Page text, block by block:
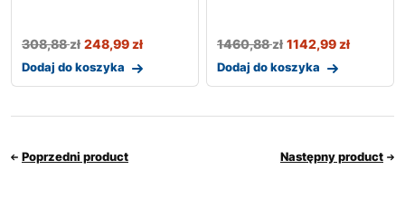
308,88zł 248,99zł
Dodaj do koszyka
1460,88zł 1142,99zł
Dodaj do koszyka
Poprzedni product Następny product